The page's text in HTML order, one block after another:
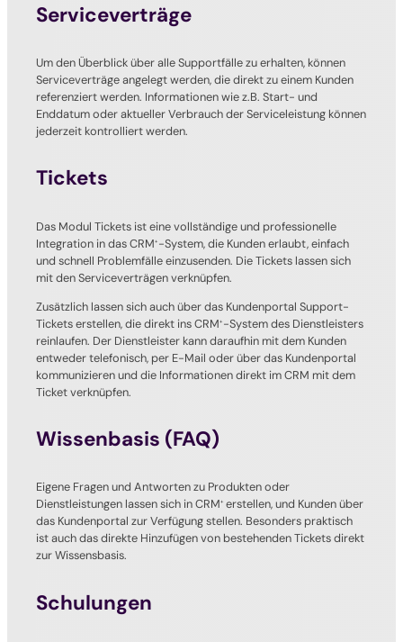
Serviceverträge
Um den Überblick über alle Supportfälle zu erhalten, können
Serviceverträge angelegt werden, die direkt zu einem Kunden
referenziert werden. Informationen wie z.B. Start- und
Enddatum oder aktueller Verbrauch der Serviceleistung können
jederzeit kontrolliert werden.
Tickets
Das Modul Tickets ist eine vollständige und professionelle
Integration in das CRM+ -System, die Kunden erlaubt, einfach
und schnell Problemfälle einzusenden. Die Tickets lassen sich
mit den Serviceverträgen verknüpfen.
Zusätzlich lassen sich auch über das Kundenportal Support-
Tickets erstellen, die direkt ins CRM+ -System des Dienstleisters
reinlaufen. Der Dienstleister kann daraufhin mit dem Kunden
entweder telefonisch, per E-Mail oder über das Kundenportal
kommunizieren und die Informationen direkt im CRM mit dem
Ticket verknüpfen.
Wissenbasis (FAQ)
Eigene Fragen und Antworten zu Produkten oder
Dienstleistungen lassen sich in CRM+ erstellen, und Kunden über
das Kundenportal zur Verfügung stellen. Besonders praktisch
ist auch das direkte Hinzufügen von bestehenden Tickets direkt
zur Wissensbasis.
Schulungen